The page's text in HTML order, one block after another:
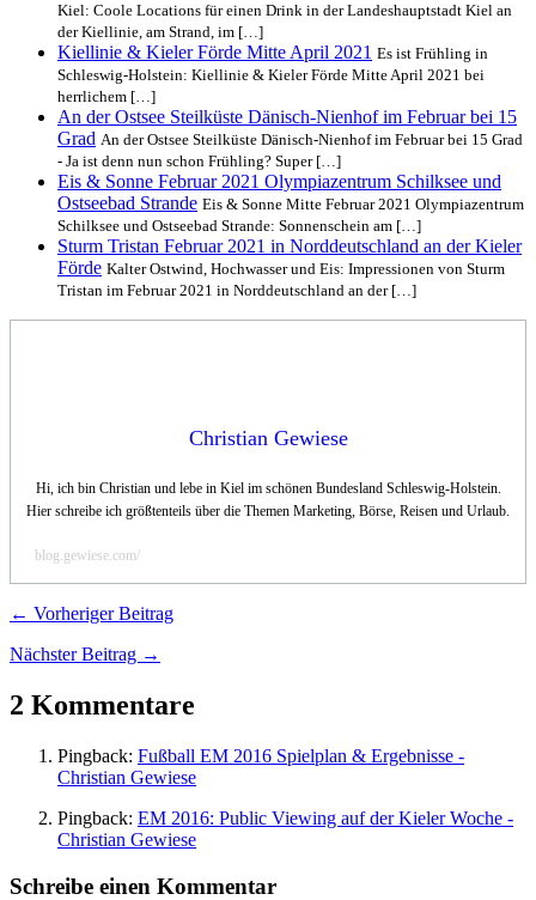
Kiel: Coole Locations für einen Drink in der Landeshauptstadt Kiel an
der Kiellinie, am Strand, im […]
Kiellinie & Kieler Förde Mitte April 2021 Es ist Frühling in
Schleswig-Holstein: Kiellinie & Kieler Förde Mitte April 2021 bei
herrlichem […]
An der Ostsee Steilküste Dänisch-Nienhof im Februar bei 15
Grad An der Ostsee Steilküste Dänisch-Nienhof im Februar bei 15 Grad
- Ja ist denn nun schon Frühling? Super […]
Eis & Sonne Februar 2021 Olympiazentrum Schilksee und
Ostseebad Strande Eis & Sonne Mitte Februar 2021 Olympiazentrum
Schilksee und Ostseebad Strande: Sonnenschein am […]
Sturm Tristan Februar 2021 in Norddeutschland an der Kieler
Förde Kalter Ostwind, Hochwasser und Eis: Impressionen von Sturm
Tristan im Februar 2021 in Norddeutschland an der […]
Christian Gewiese
Hi, ich bin Christian und lebe in Kiel im schönen Bundesland Schleswig-Holstein.
Hier schreibe ich größtenteils über die Themen Marketing, Börse, Reisen und Urlaub.
blog.gewiese.com/
← Vorheriger Beitrag
Nächster Beitrag →
2 Kommentare
Pingback: Fußball EM 2016 Spielplan & Ergebnisse -
Christian Gewiese
Pingback: EM 2016: Public Viewing auf der Kieler Woche -
Christian Gewiese
Schreibe einen Kommentar